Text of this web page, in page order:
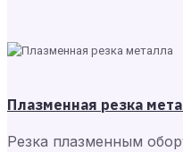
Плазменная резка
Резка плазменным